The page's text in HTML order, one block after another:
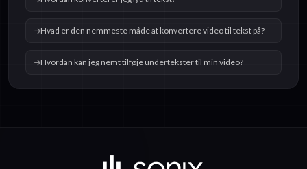
Hvad er den nemmeste måde at konvertere video til tekst på?
Hvordan kan jeg nemt tilføje undertekster til min video?